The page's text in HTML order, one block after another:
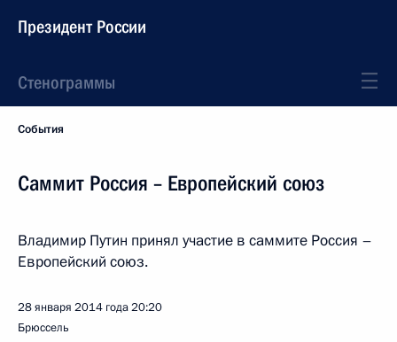
Президент России
Стенограммы
События
Саммит Россия – Европейский союз
Владимир Путин принял участие в саммите Россия –
Европейский союз.
28 января 2014 года20:20
Брюссель